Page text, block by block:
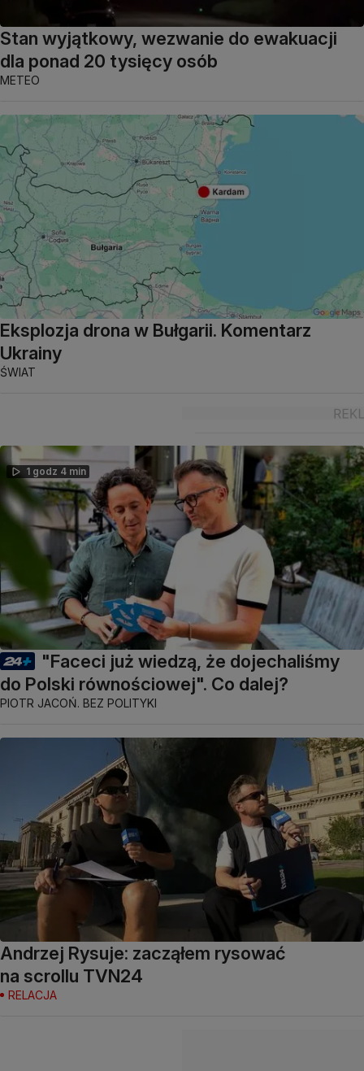
Stan wyjątkowy, wezwanie do ewakuacji
dla ponad 20 tysięcy osób
METEO
Eksplozja drona w Bułgarii. Komentarz
Ukrainy
ŚWIAT
1 godz 4 min
"Faceci już wiedzą, że dojechaliśmy
do Polski równościowej". Co dalej?
PIOTR JACOŃ. BEZ POLITYKI
Andrzej Rysuje: zacząłem rysować
na scrollu TVN24
RELACJA